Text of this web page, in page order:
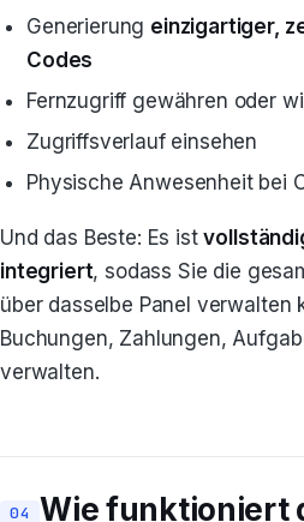
Generierung einzigartiger,
Codes
Fernzugriff gewähren oder
Zugriffsverlauf einsehen
Physische Anwesenheit bei
Und das Beste: Es ist
integriert, sodass Sie die
über dasselbe Panel verwalten
Buchungen, Zahlungen,
verwalten.
Wie funktioniert